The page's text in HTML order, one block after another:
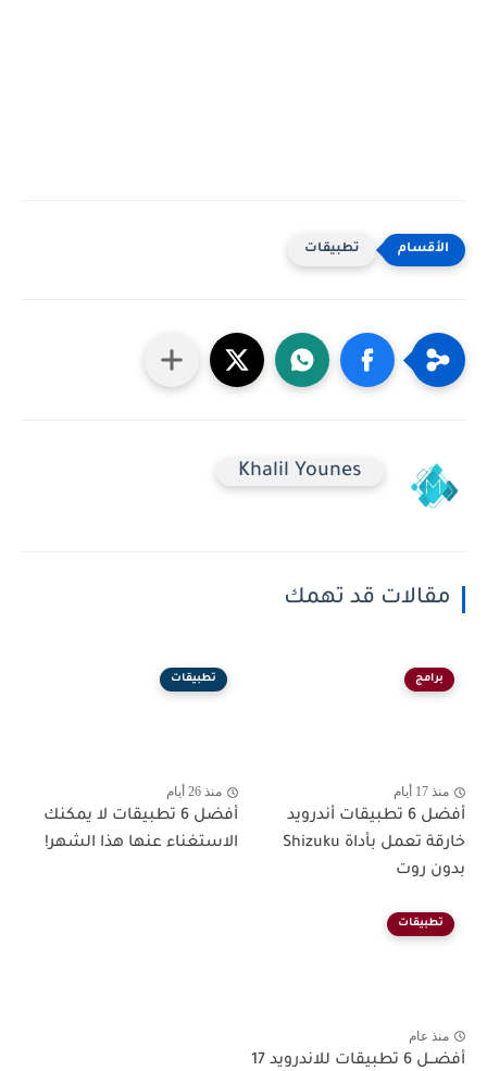
تطبيقات
Khalil Younes
مقالات قد تهمك
برامج
منذ 17 أيام
أفضل 6 تطبيقات أندرويد
خارقة تعمل بأداة Shizuku
بدون روت
تطبيقات
منذ 26 أيام
أفضل 6 تطبيقات لا يمكنك
الاستغناء عنها هذا الشهر!
تطبيقات
منذ عام
أفضــل 6 تطبيقات للاندرويد 17